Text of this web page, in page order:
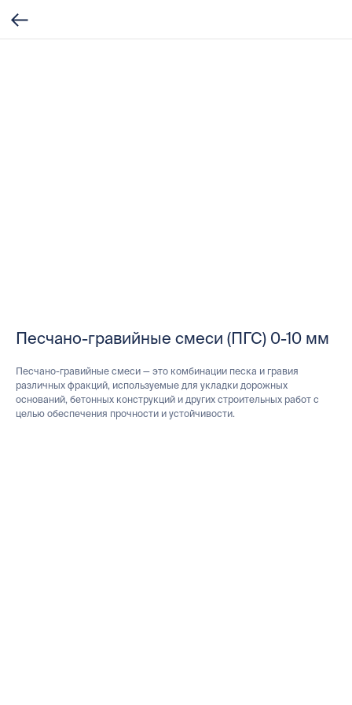
Песчано-гравийные смеси (ПГС) 0-10 мм
Песчано-гравийные смеси — это комбинации песка и гравия
различных фракций, используемые для укладки дорожных
оснований, бетонных конструкций и других строительных работ с
целью обеспечения прочности и устойчивости.